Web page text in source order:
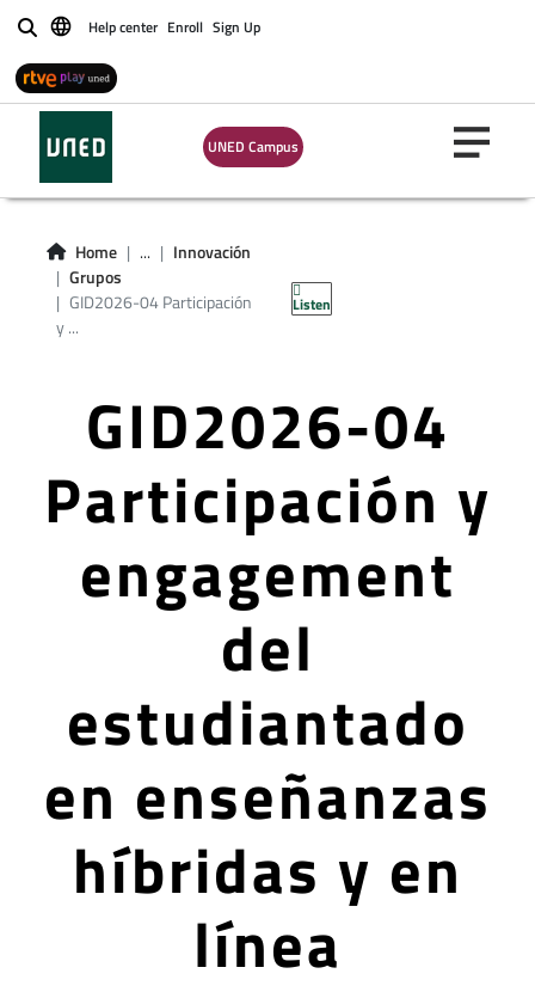
BuscarHelp center Enroll Sign Up
UNED Campus
Home ...
Innovación
Grupos
GID2026-04 Participación
y ...
Listen
GID2026-04
Participación y
engagement
del
estudiantado
en enseñanzas
híbridas y en
línea